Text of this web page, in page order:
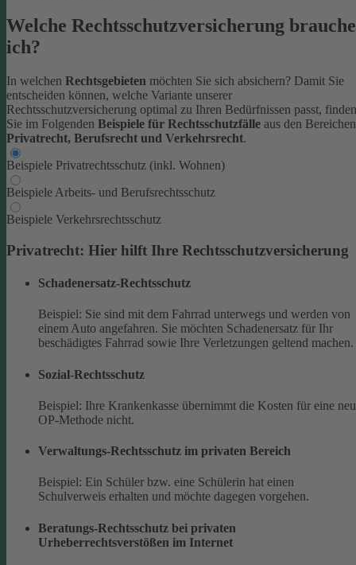
Welche Rechtsschutzversicherung brauche
ich?
In welchen Rechtsgebieten möchten Sie sich absichern? Damit Sie
entscheiden können, welche Variante unserer
Rechtsschutzversicherung optimal zu Ihren Bedürfnissen passt, finden
Sie im Folgenden Beispiele für Rechtsschutzfälle aus den Bereichen
Privatrecht, Berufsrecht und Verkehrsrecht.
Beispiele Privatrechtsschutz (inkl. Wohnen)
Beispiele Arbeits- und Berufsrechtsschutz
Beispiele Verkehrsrechtsschutz
Privatrecht: Hier hilft Ihre Rechtsschutzversicherung
Schadenersatz-Rechtsschutz
Beispiel: Sie sind mit dem Fahrrad unterwegs und werden von
einem Auto angefahren. Sie möchten Schadenersatz für Ihr
beschädigtes Fahrrad sowie Ihre Verletzungen geltend machen.
Sozial-Rechtsschutz
Beispiel: Ihre Krankenkasse übernimmt die Kosten für eine
OP-Methode nicht.
Verwaltungs-Rechtsschutz im privaten Bereich
Beispiel: Ein Schüler bzw. eine Schülerin hat einen
Schulverweis erhalten und möchte dagegen vorgehen.
Beratungs-Rechtsschutz bei privaten
Urheberrechtsverstößen im Internet